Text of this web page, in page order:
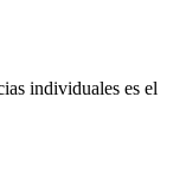
individuales es el